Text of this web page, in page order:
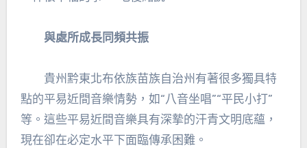
與處所成長同頻共振
貴州黔東北布依族苗族自治州有著很多獨具特
點的平易近間音樂情勢，如“八音坐唱”“平民小打”
等。這些平易近間音樂具有深摯的汗青文明底蘊，
現在卻在必定水平下面臨傳承困難。